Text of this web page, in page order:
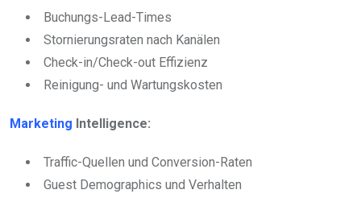
Buchungs-Lead-Times
Stornierungsraten nach Kanälen
Check-in/Check-out Effizienz
Reinigung- und Wartungskosten
Marketing Intelligence:
Traffic-Quellen und Conversion-Raten
Guest Demographics und Verhalten